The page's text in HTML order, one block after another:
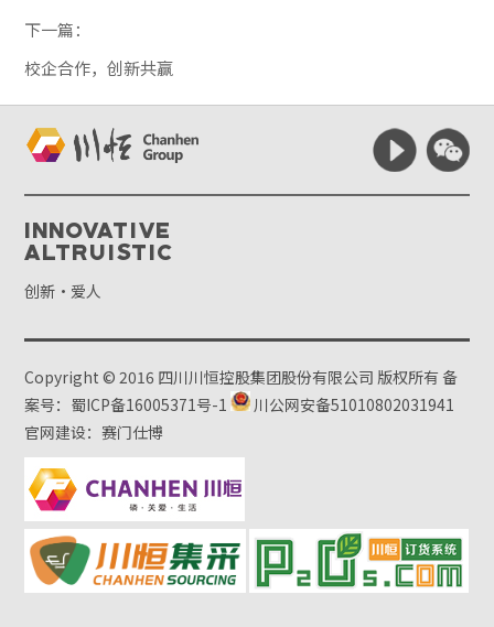
下一篇：
校企合作，创新共赢
Innovative
Altruistic
创新·爱人
Copyright © 2016 四川川恒控股集团股份有限公司 版权所有备
案号：蜀ICP备16005371号-1
川公网安备51010802031941
官网建设：赛门仕博